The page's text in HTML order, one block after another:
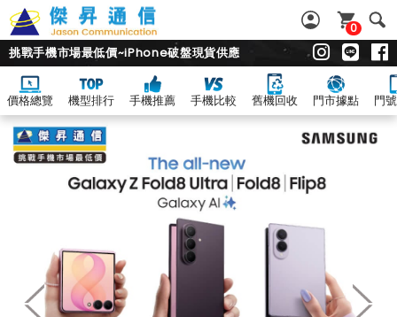
0
挑戰手機市場最低價~iPhone破盤現貨供應
價格總覽 機型排行 手機推薦 手機比較 舊機回收 門市據點 門